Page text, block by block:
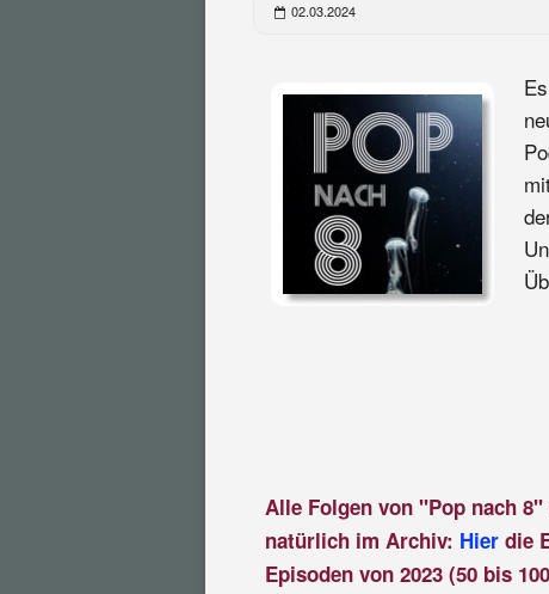
02.03.2024
Alle Folgen von "Pop nach
natürlich im Archiv: Hier die
Episoden von 2023 (50 bis